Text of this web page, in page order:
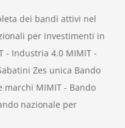
dei bandi attivi nel
per investimenti in
- Industria 4.0 MIMIT -
Zes unica Bando
marchi MIMIT - Bando
nazionale per